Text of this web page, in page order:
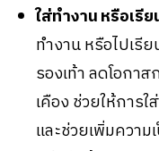
ใส่ทำงาน หรือเรีย
ทำงาน หรือไปเรี
รองเท้า ลดโอกา
เคือง ช่วยให้การ
และช่วยเพิ่มควา